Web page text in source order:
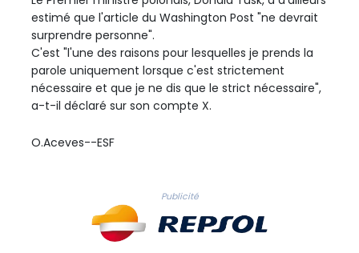
estimé que l'article du Washington Post "ne devrait
surprendre personne".
C'est "l'une des raisons pour lesquelles je prends la
parole uniquement lorsque c'est strictement
nécessaire et que je ne dis que le strict nécessaire",
a-t-il déclaré sur son compte X.
O.Aceves--ESF
Publicité